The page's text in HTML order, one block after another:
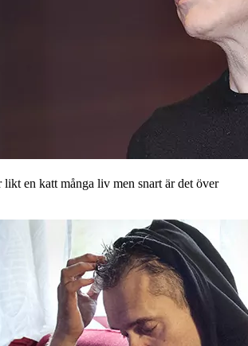
en katt många liv men snart är det över